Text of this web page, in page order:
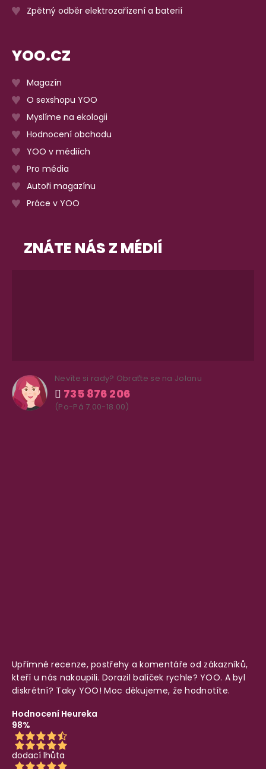
Zpětný odběr elektrozařízení a baterií
YOO.CZ
Magazín
O sexshopu YOO
Myslíme na ekologii
Hodnocení obchodu
YOO v médiích
Pro média
Autoři magazínu
Práce v YOO
ZNÁTE NÁS Z MÉDIÍ
Nevíte si rady? Obraťte se na Jolanu
735 876 206
(Po-Pá 7.00-18.00)
Upřímné recenze, postřehy a komentáře od zákazníků,
kteří u nás nakoupili. Dorazil balíček rychle? YOO. A byl
diskrétní? Taky YOO! Moc děkujeme, že hodnotíte.
Hodnocení Heureka
98%
dodací lhůta